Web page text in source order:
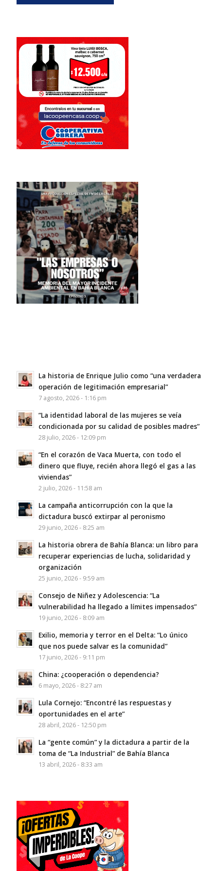
La historia de Enrique Julio como “una verdadera
operación de legitimación empresarial”
7 agosto, 2026 - 1:16 pm
“La identidad laboral de las mujeres se veía
condicionada por su calidad de posibles madres”
28 julio, 2026 - 12:09 pm
“En el corazón de Vaca Muerta, con todo el
dinero que fluye, recién ahora llegó el gas a las
viviendas”
2 julio, 2026 - 11:58 am
La campaña anticorrupción con la que la
dictadura buscó extirpar al peronismo
29 junio, 2026 - 8:25 am
La historia obrera de Bahía Blanca: un libro para
recuperar experiencias de lucha, solidaridad y
organización
25 junio, 2026 - 9:59 am
Consejo de Niñez y Adolescencia: “La
vulnerabilidad ha llegado a límites impensados”
19 junio, 2026 - 8:09 am
Exilio, memoria y terror en el Delta: “Lo único
que nos puede salvar es la comunidad”
17 junio, 2026 - 9:11 pm
China: ¿cooperación o dependencia?
6 mayo, 2026 - 8:27 am
Lula Cornejo: “Encontré las respuestas y
oportunidades en el arte”
28 abril, 2026 - 12:50 pm
La “gente común” y la dictadura a partir de la
toma de “La Industrial” de Bahía Blanca
13 abril, 2026 - 8:33 am